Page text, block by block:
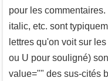
pour les
italic, etc. sont
lettres qu'on voit sur
ou U pour souligné)
value="" des sus-cités